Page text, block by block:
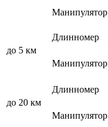
Манипулятор
до 5 км
Длинномер
Манипулятор
до 20 км
Длинномер
Манипулятор